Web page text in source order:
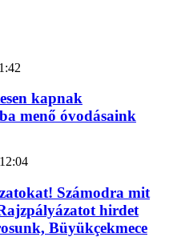
kapnak
menő óvodásaink
Számodra mit
hirdet
Büyükçekmece